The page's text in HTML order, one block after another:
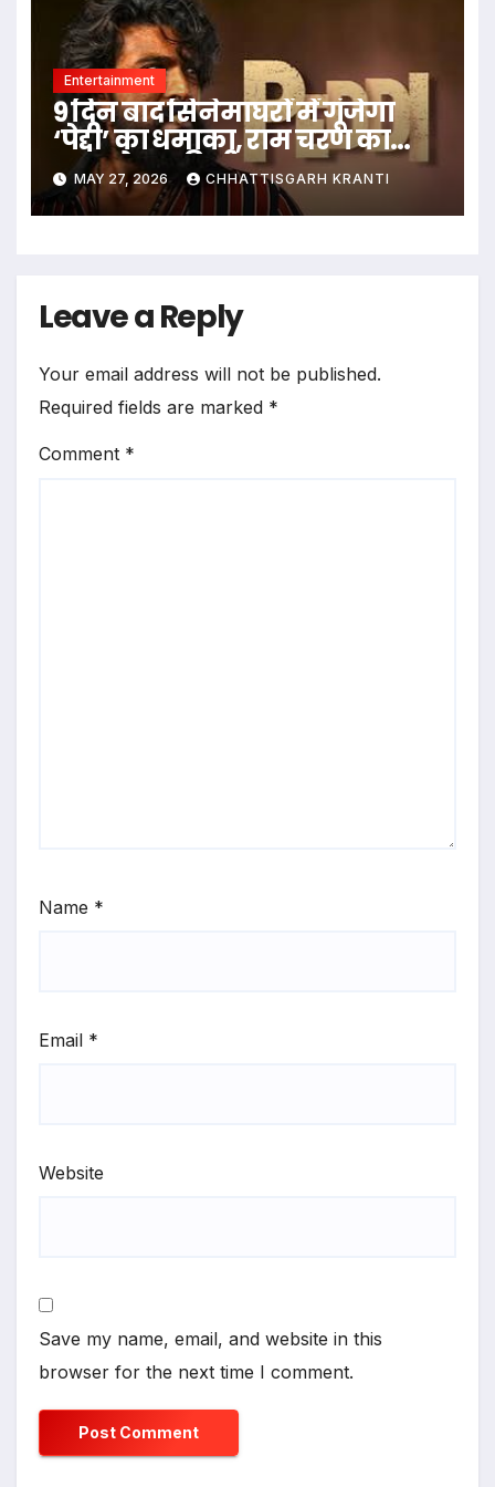
Entertainment
9 दिन बाद सिनेमाघरों में गूंजेगा
‘पेद्दी’ का धमाका, राम चरण का
नया पोस्टर रिलीज
MAY 27, 2026 CHHATTISGARH KRANTI
Leave a Reply
Your email address will not be published.
Required fields are marked *
Comment *
Name *
Email *
Website
Save my name, email, and website in this
browser for the next time I comment.